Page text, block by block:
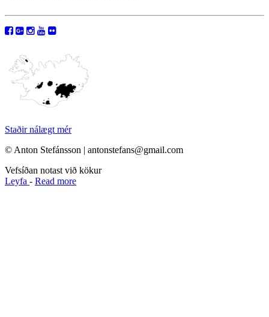
Staðir nálægt mér
© Anton Stefánsson | antonstefans@gmail.com
Vefsíðan notast við kökur
Leyfa - Read more